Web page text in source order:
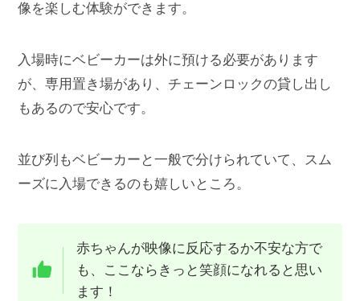
像を楽しむ体験ができます。
入場時にベビーカーは外に預ける必要があります
が、専用置き場があり、チェーンロックの貸し出し
もあるので安心です。
並び列もベビーカーと一般で分けられていて、スム
ーズに入場できるのも嬉しいところ。
赤ちゃんが映像に反応するか不安な方で
も、ここならきっと笑顔になれると思い
ます！